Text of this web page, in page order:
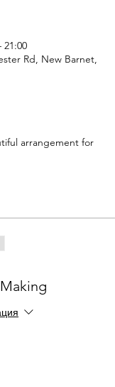
21:00
Rd, New Barnet,
arrangement for